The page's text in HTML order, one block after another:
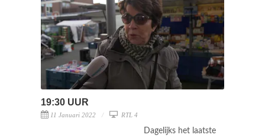
19:30 UUR
11 Januari 2022 RTL 4
Dagelijks het laatste